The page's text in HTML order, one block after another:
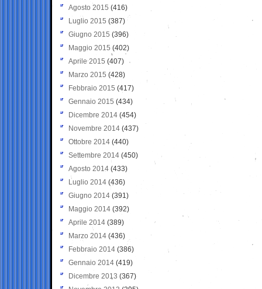
Agosto 2015 (416)
Luglio 2015 (387)
Giugno 2015 (396)
Maggio 2015 (402)
Aprile 2015 (407)
Marzo 2015 (428)
Febbraio 2015 (417)
Gennaio 2015 (434)
Dicembre 2014 (454)
Novembre 2014 (437)
Ottobre 2014 (440)
Settembre 2014 (450)
Agosto 2014 (433)
Luglio 2014 (436)
Giugno 2014 (391)
Maggio 2014 (392)
Aprile 2014 (389)
Marzo 2014 (436)
Febbraio 2014 (386)
Gennaio 2014 (419)
Dicembre 2013 (367)